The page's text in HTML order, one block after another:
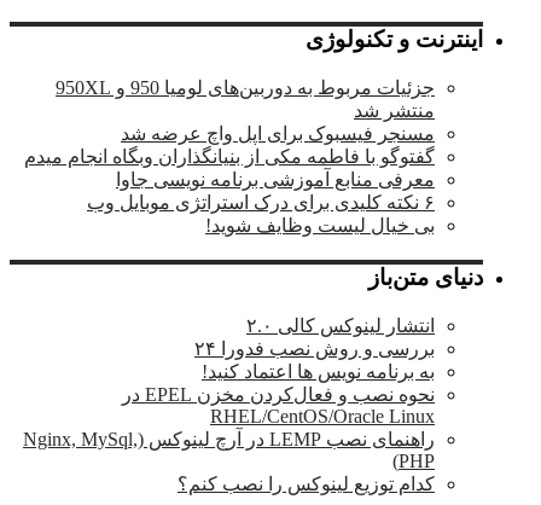
اینترنت و تکنولوژی
جزئیات مربوط به دوربین‌های لومیا 950 و 950XL
منتشر شد
مسنجر فیسبوک برای اپل واچ عرضه شد
گفتوگو با فاطمه مکی از بنیانگذاران وبگاه انجام میدم
معرفی منابع آموزشی برنامه نویسی جاوا
بی خیال لیست وظایف شوید!
دنیای متن‌باز
انتشار لینوکس کالی ۲.۰
بررسی و روش نصب فدورا ۲۴
به برنامه نویس ها اعتماد کنید!
نحوه نصب و فعال‌کردن مخزن EPEL در
RHEL/CentOS/Oracle Linux
راهنمای نصب LEMP در آرچ لینوکس (Nginx, MySql,
کدام توزیع لینوکس را نصب کنم؟